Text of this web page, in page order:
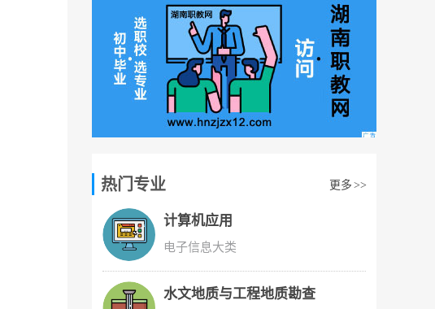
热门专业 更多 >>
计算机应用
电子信息大类
水文地质与工程地质勘查